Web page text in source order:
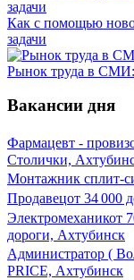
Как с помощью
задачи
Рынок труда в СМИ:
Вакансии дня
Фармацевт -
Столички,
Монтажник сплит-
Продавецот 34 000
Электромеханикот
дороги, Ахтубинск
Администратор (
PRICE, Ахтубинск